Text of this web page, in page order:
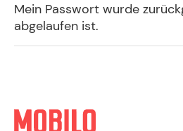
Mein Passwort wurde
abgelaufen ist.